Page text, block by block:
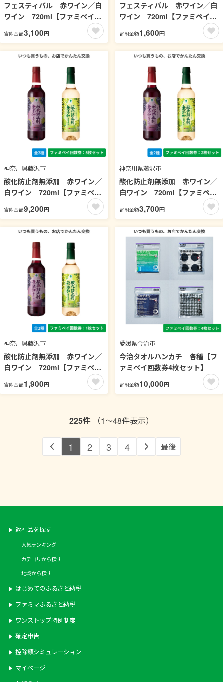
フェスティバル 赤ワイン／白
ワイン 720ml【ファミペイ回
寄附金額3,100円
フェスティバル 赤ワイン／白
ワイン 720ml【ファミペイ回
寄附金額1,600円
神奈川県藤沢市
酸化防止剤無添加 赤ワイン／
白ワイン 720ml【ファミペイ
寄附金額9,200円
神奈川県藤沢市
酸化防止剤無添加 赤ワイン／
白ワイン 720ml【ファミペイ
寄附金額3,700円
神奈川県藤沢市
酸化防止剤無添加 赤ワイン／
白ワイン 720ml【ファミペイ
寄附金額1,900円
愛媛県今治市
今治タオルハンカチ 各種【フ
ァミペイ回数券4枚セット】
寄附金額10,000円
225件 （1～48件表示）
1 2 3 4 最後
返礼品を探す
人気ランキング
カテゴリから探す
地域から探す
はじめてのふるさと納税
ファミマふるさと納税
ワンストップ特例制度
確定申告
控除額シミュレーション
マイページ